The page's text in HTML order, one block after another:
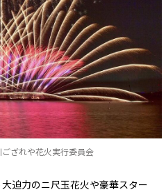
ざれや花火実行委員会
迫力のニ尺玉花火や豪華スター